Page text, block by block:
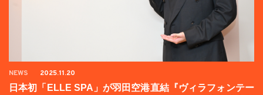
NEWS 2025.11.20
日本初「ELLE SPA」が羽田空港直結『ヴィラフォンテー